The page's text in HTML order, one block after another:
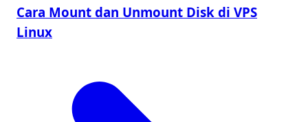
Cara Mount dan Unmount Disk di VPS
Linux